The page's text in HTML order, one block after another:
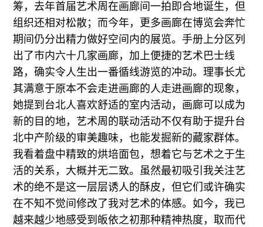
筹，去年首届艺术周在画廊间一拍即合地诞生，但
组织还相对松散；而今年，更多画廊在博览会奔忙
期间仍分出精力做好空间内的展览。手册上分区列
出了市内六十几家画廊，加上便捷的艺术巴士线
路，确实令人生出一番循线游览的冲动。理事长尤
其满意于原本不会走进画廊的人走进画廊的现象，
她提到台北人喜欢舒适的室内活动，画廊可以成为
新的目的地，艺术周的联动活动不仅有助于提升台
北中产阶级的审美趣味，也能发掘新的藏家群体。
我看着盘中精致的烘培面包，想着它与艺术之于生
活的关系，大概并无二致。虽然最初吸引我关注艺
术的绝不是这一层层诱人的酥皮，但它们或许确实
在不知不觉间修改了我对艺术的体感。如今，我已
越来越少地感受到皈依之初那种精神热度，取而代